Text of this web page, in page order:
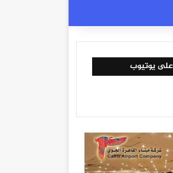
على يوتيوب